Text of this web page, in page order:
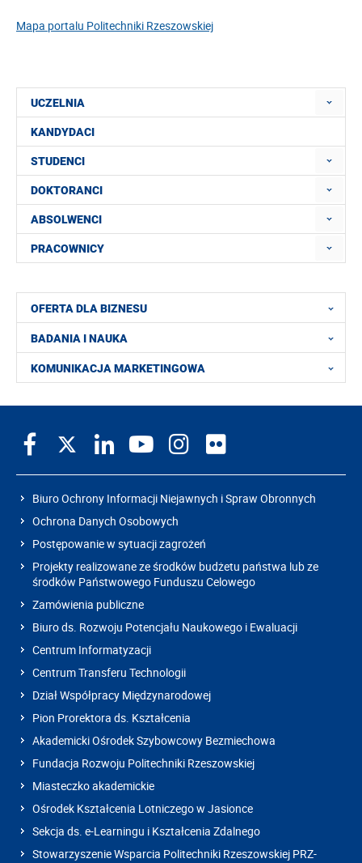
Mapa portalu Politechniki Rzeszowskiej
UCZELNIA
KANDYDACI
STUDENCI
DOKTORANCI
ABSOLWENCI
PRACOWNICY
OFERTA DLA BIZNESU
BADANIA I NAUKA
KOMUNIKACJA MARKETINGOWA
Biuro Ochrony Informacji Niejawnych i Spraw Obronnych
Ochrona Danych Osobowych
Postępowanie w sytuacji zagrożeń
Projekty realizowane ze środków budżetu państwa lub ze
środków Państwowego Funduszu Celowego
Zamówienia publiczne
Biuro ds. Rozwoju Potencjału Naukowego i Ewaluacji
Centrum Informatyzacji
Centrum Transferu Technologii
Dział Współpracy Międzynarodowej
Pion Prorektora ds. Kształcenia
Akademicki Ośrodek Szybowcowy Bezmiechowa
Fundacja Rozwoju Politechniki Rzeszowskiej
Miasteczko akademickie
Ośrodek Kształcenia Lotniczego w Jasionce
Sekcja ds. e-Learningu i Kształcenia Zdalnego
Stowarzyszenie Wsparcia Politechniki Rzeszowskiej PRZ-